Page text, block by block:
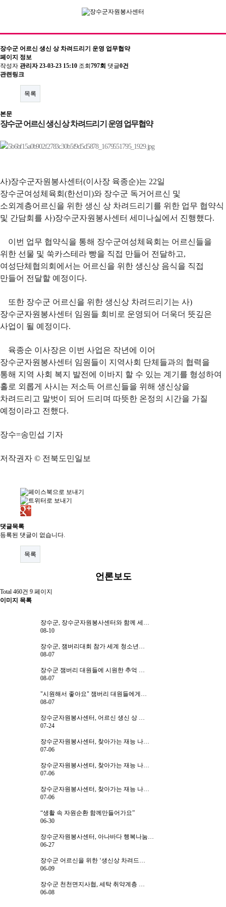
기관소개
비전 및 연혁
조직도
찾아오시는길
자원봉사
자원봉사 신청
자원봉사자 등록
활동처 등록
활동처 현황
정보공개
공지사항
자료실
센터소식
센터활동
센터일정
영상자료
언론보도
커뮤니티
오시는길 전화문의
장수군 어르신 생신 상 차려드리기 운영 업무협약
페이지 정보
작성자 관리자 23-03-23 15:10 조회 797회 댓글0건
관련링크
목록
본문
장수군 어르신 생신 상 차려드리기 운영 업무협약
사)장수군자원봉사센터(이사장 육종순)는 22일
장수군여성체육회(한선미)와 장수군 독거어르신 및
소외계층어르신을 위한 생신 상 차려드리기를 위한 업무 협약식
및 간담회를 사)장수군자원봉사센터 세미나실에서 진행했다.
이번 업무 협약식을 통해 장수군여성체육회는 어르신들을
위한 선물 및 쑥카스테라 빵을 직접 만들어 전달하고,
여성단체협의회에서는 어르신을 위한 생신상 음식을 직접
만들어 전달할 예정이다.
또한 장수군 어르신을 위한 생신상 차려드리기는 사)
장수군자원봉사센터 임원들 회비로 운영되어 더욱더 뜻깊은
사업이 될 예정이다.
육종순 이사장은 이번 사업은 작년에 이어
장수군자원봉사센터 임원들이 지역사회 단체들과의 협력을
통해 지역 사회 복지 발전에 이바지 할 수 있는 계기를 형성하여
홀로 외롭게 사시는 저소득 어르신들을 위해 생신상을
차려드리고 말벗이 되어 드리며 따뜻한 온정의 시간을 가질
예정이라고 전했다.
장수=송민섭 기자
저작권자 © 전북도민일보
댓글목록
등록된 댓글이 없습니다.
목록
언론보도
Total 460건 9 페이지
이미지 목록
장수군, 장수군자원봉사센터와 함께 세…
08-10
장수군, 잼버리대회 참가 세계 청소년…
08-07
장수군 잼버리 대원들에 시원한 추억 …
08-07
"시원해서 좋아요" 잼버리 대원들에게…
08-07
장수군자원봉사센터, 어르신 생신 상 …
07-24
장수군자원봉사센터, 찾아가는 재능 나…
07-06
장수군자원봉사센터, 찾아가는 재능 나…
07-06
장수군자원봉사센터, 찾아가는 재능 나…
07-06
“생활 속 자원순환 함께만들어가요”
06-30
장수군자원봉사센터, 아나바다 행복나눔…
06-27
장수군 어르신을 위한 ‘생신상 차려드…
06-09
장수군 천천면지사협, 세탁 취약계층 …
06-08